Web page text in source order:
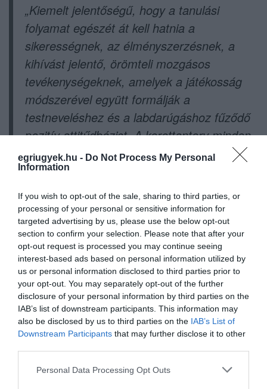
egriugyek.hu - Do Not Process My Personal
Information
If you wish to opt-out of the sale, sharing to third parties, or
processing of your personal or sensitive information for
targeted advertising by us, please use the below opt-out
section to confirm your selection. Please note that after your
opt-out request is processed you may continue seeing
interest-based ads based on personal information utilized by
us or personal information disclosed to third parties prior to
your opt-out. You may separately opt-out of the further
disclosure of your personal information by third parties on the
IAB’s list of downstream participants. This information may
also be disclosed by us to third parties on the IAB’s List of
Downstream Participants that may further disclose it to other
Please note that this website/app uses one or more Google
Personal Data Processing Opt Outs
„Kiemelt jelentőségű, hogy a tanulási
folyamat egészét át kell hatnia a
sikerességnek, az élményszerzésnek, a
kihívást jelentő, örömteli mozgásos
tevékenységeknek, amelyek a játékosság
módszerével együtt formálják a
testneveléshez és a labdarúgáshoz fűződő
pozitív attitűdbázist. A kerettanterv minden
tanuló számára heti két órában biztosítani
kívánja a hatékony és eredményes
Önök szerint ez így rendben van?
Ne maradjon le a legfrissebb hírekről, kövessen
bennünket az EGRI ÜGYEK Google Hírek oldalán!
VISSZA A FŐOLDALRA